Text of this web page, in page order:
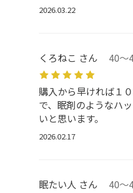
2026.03.22
くろねこ さん 40
購入から早ければ１
で、眠剤のようなハ
いと思います。
2026.02.17
眠たい人 さん 40